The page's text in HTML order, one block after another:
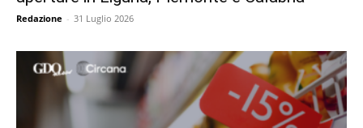
Redazione - 31 Luglio 2026